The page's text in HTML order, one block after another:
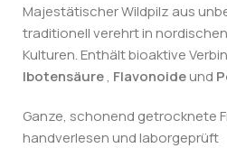
Majestätischer Wildpilz aus
traditionell verehrt in
Kulturen. Enthält bioaktive
Ibotensäure, Flavonoideund
Ganze, schonend getrocknete
handverlesen und laborgeprüft